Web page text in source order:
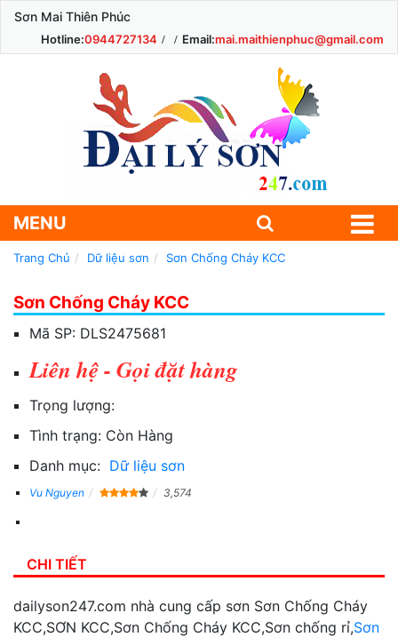
Sơn Mai Thiên Phúc
Hotline:0944727134 Email:mai.maithienphuc@gmail.com
MENU
Trang Chủ Dữ liệu sơn Sơn Chống Cháy KCC
Sơn Chống Cháy KCC
Mã SP: DLS2475681
Liên hệ - Gọi đặt hàng
Trọng lượng:
Tình trạng: Còn Hàng
Danh mục: Dữ liệu sơn
Vu Nguyen 3,574
CHI TIẾT
dailyson247.com nhà cung cấp sơn Sơn Chống Cháy
KCC,SƠN KCC,Sơn Chống Cháy KCC,Sơn chống rỉ,Sơn